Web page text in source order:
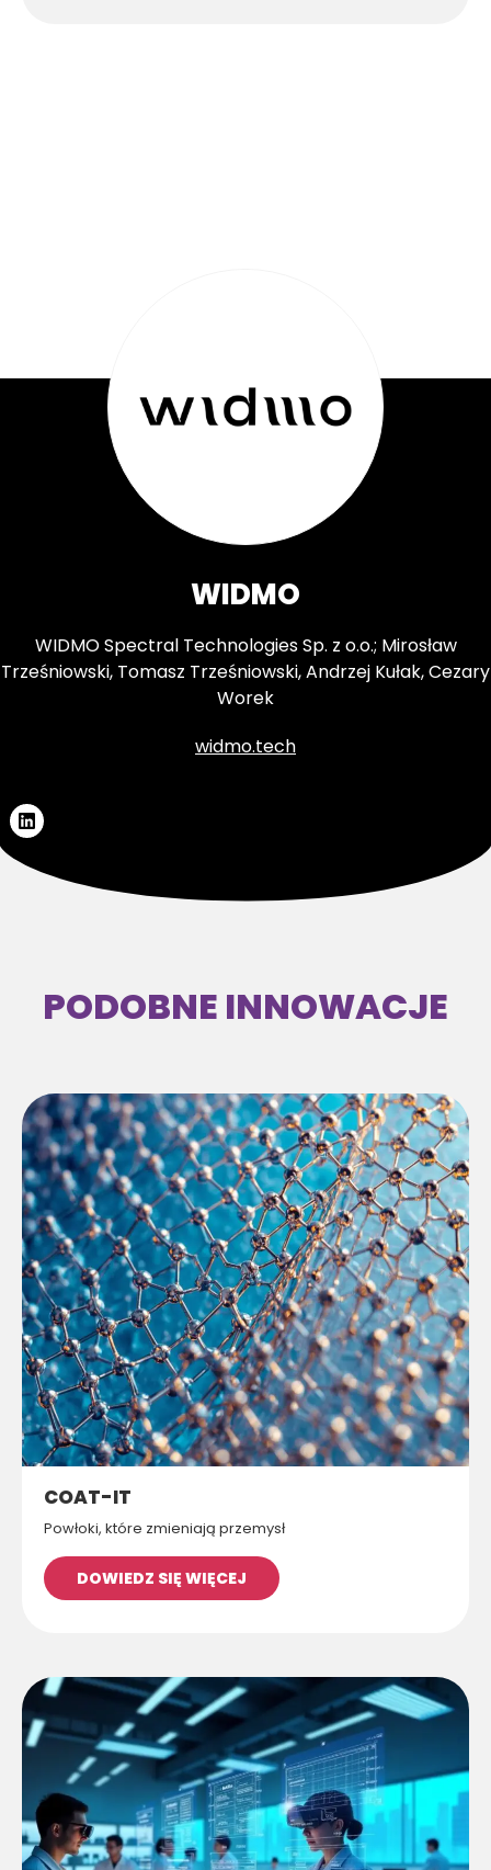
WIDMO
WIDMO Spectral Technologies Sp. z o.o.; Mirosław
Trześniowski, Tomasz Trześniowski, Andrzej Kułak, Cezary
Worek
widmo.tech
PODOBNE INNOWACJE
COAT-IT
Powłoki, które zmieniają przemysł
DOWIEDZ SIĘ WIĘCEJ